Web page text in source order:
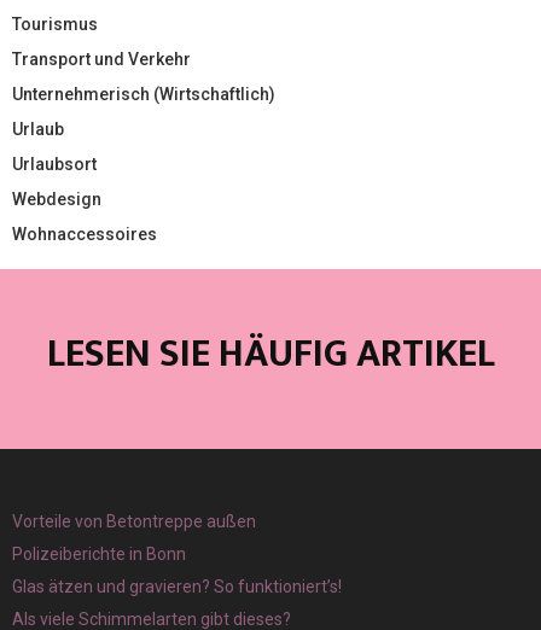
Tourismus
Transport und Verkehr
Unternehmerisch (Wirtschaftlich)
Urlaub
Urlaubsort
Webdesign
Wohnaccessoires
LESEN SIE HÄUFIG ARTIKEL
Vorteile von Betontreppe außen
Polizeiberichte in Bonn
Glas ätzen und gravieren? So funktioniert’s!
Als viele Schimmelarten gibt dieses?